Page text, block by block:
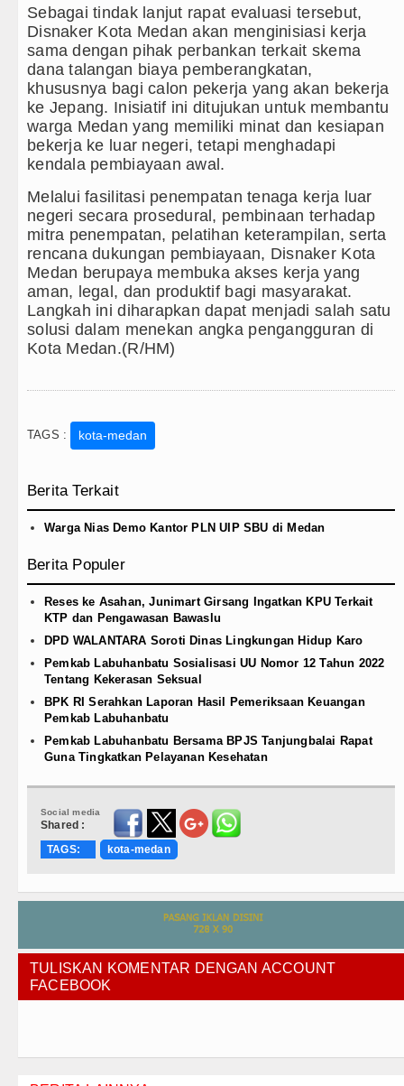
Sebagai tindak lanjut rapat evaluasi tersebut,
Disnaker Kota Medan akan menginisiasi kerja
sama dengan pihak perbankan terkait skema
dana talangan biaya pemberangkatan,
khususnya bagi calon pekerja yang akan bekerja
ke Jepang. Inisiatif ini ditujukan untuk membantu
warga Medan yang memiliki minat dan kesiapan
bekerja ke luar negeri, tetapi menghadapi
kendala pembiayaan awal.
Melalui fasilitasi penempatan tenaga kerja luar
negeri secara prosedural, pembinaan terhadap
mitra penempatan, pelatihan keterampilan, serta
rencana dukungan pembiayaan, Disnaker Kota
Medan berupaya membuka akses kerja yang
aman, legal, dan produktif bagi masyarakat.
Langkah ini diharapkan dapat menjadi salah satu
solusi dalam menekan angka pengangguran di
Kota Medan.(R/HM)
TAGS : kota-medan
Berita Terkait
Warga Nias Demo Kantor PLN UIP SBU di Medan
Berita Populer
Reses ke Asahan, Junimart Girsang Ingatkan KPU Terkait
KTP dan Pengawasan Bawaslu
DPD WALANTARA Soroti Dinas Lingkungan Hidup Karo
Pemkab Labuhanbatu Sosialisasi UU Nomor 12 Tahun 2022
Tentang Kekerasan Seksual
BPK RI Serahkan Laporan Hasil Pemeriksaan Keuangan
Pemkab Labuhanbatu
Pemkab Labuhanbatu Bersama BPJS Tanjungbalai Rapat
Guna Tingkatkan Pelayanan Kesehatan
Social media
Shared :
TAGS:
kota-medan
TULISKAN KOMENTAR DENGAN ACCOUNT
FACEBOOK